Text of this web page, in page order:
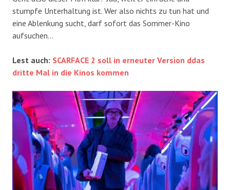
stumpfe Unterhaltung ist. Wer also nichts zu tun hat und
eine Ablenkung sucht, darf sofort das Sommer-Kino
aufsuchen…
Lest auch: SCARFACE 2 soll in erneuter Version ddas
dritte Mal in die Kinos kommen